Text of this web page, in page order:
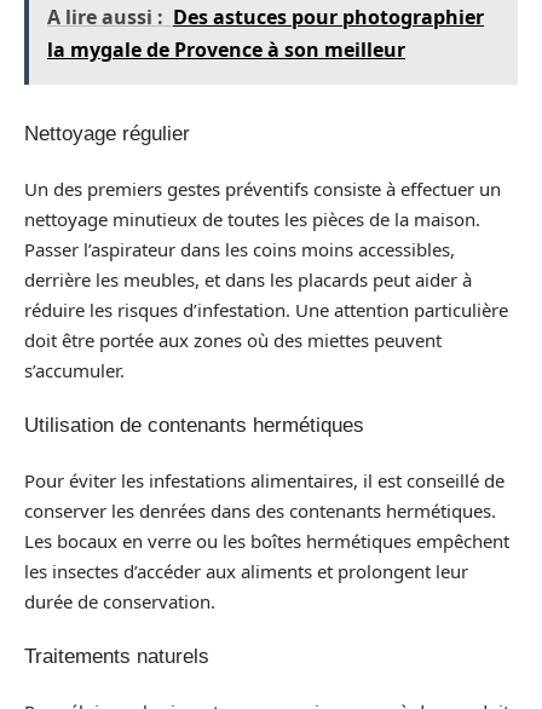
A lire aussi : Des astuces pour photographier
la mygale de Provence à son meilleur
Nettoyage régulier
Un des premiers gestes préventifs consiste à effectuer un
nettoyage minutieux de toutes les pièces de la maison.
Passer l’aspirateur dans les coins moins accessibles,
derrière les meubles, et dans les placards peut aider à
réduire les risques d’infestation. Une attention particulière
doit être portée aux zones où des miettes peuvent
s’accumuler.
Utilisation de contenants hermétiques
Pour éviter les infestations alimentaires, il est conseillé de
conserver les denrées dans des contenants hermétiques.
Les bocaux en verre ou les boîtes hermétiques empêchent
les insectes d’accéder aux aliments et prolongent leur
durée de conservation.
Traitements naturels